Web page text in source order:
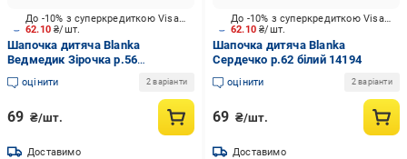
62.10₴/шт.
До -10% з суперкредиткою Visa Вигода
Шапочка дитяча Blanka
Ведмедик Зірочка р.56
молочний 14405
оцінити 2 варіанти
69 ₴/шт.
Доставимо
62.10₴/шт.
До -10% з суперкредиткою Visa Вигода
Шапочка дитяча Blanka
Сердечко р.62 білий 14194
оцінити 2 варіанти
69 ₴/шт.
Доставимо